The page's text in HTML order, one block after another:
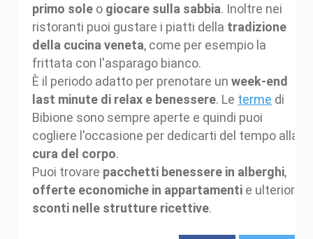
primo sole o giocare sulla sabbia. Inoltre nei
ristoranti puoi gustare i piatti della tradizione
della cucina veneta, come per esempio la
frittata con l'asparago bianco.
È il periodo adatto per prenotare unweek-end
last minute di relax e benessere. Le terme di
Bibione sono sempre aperte e quindi puoi
cogliere l'occasione per dedicarti del tempo alla
cura del corpo.
Puoi trovare pacchetti benessere in alberghi,
offerte economiche in appartamenti e ulteriori
sconti nelle strutture ricettive.